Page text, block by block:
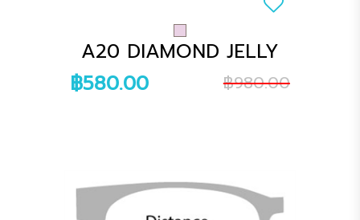
A20 DIAMOND JELLY
฿580.00
฿980.00